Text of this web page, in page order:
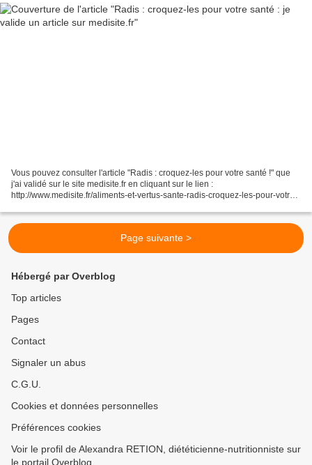
Vous pouvez consulter l'article "Radis : croquez-les pour votre santé !" que
j'ai validé sur le site medisite.fr en cliquant sur le lien :
http://www.medisite.fr/aliments-et-vertus-sante-radis-croquez-les-pour-votre-
Page suivante >
Hébergé par Overblog
Top articles
Pages
Contact
Signaler un abus
C.G.U.
Cookies et données personnelles
Préférences cookies
Voir le profil de Alexandra RETION, diététicienne-nutritionniste sur
le portail Overblog